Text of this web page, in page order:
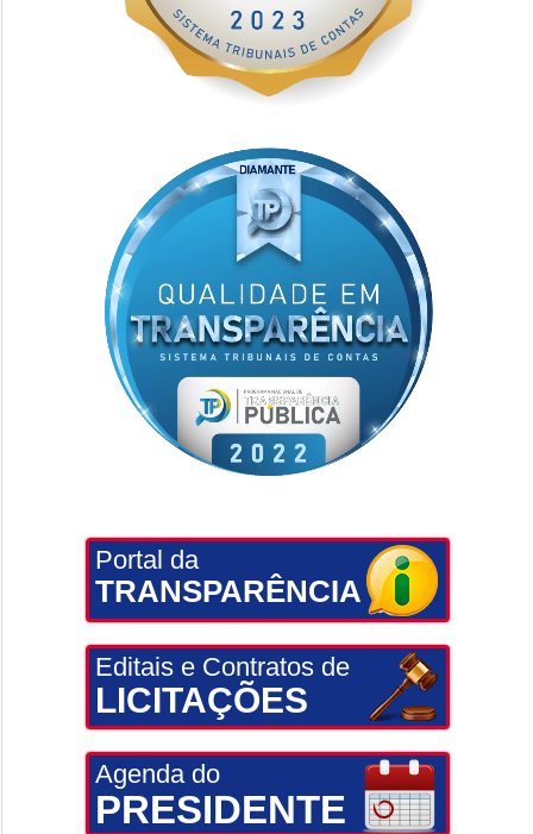
Portal da
TRANSPARÊNCIA
Editais e Contratos de
LICITAÇÕES
Agenda do
PRESIDENTE